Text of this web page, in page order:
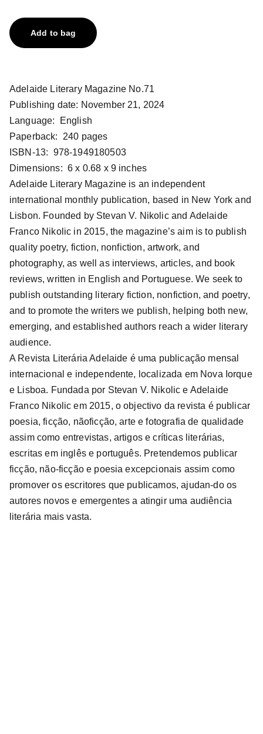
Add to bag
Adelaide Literary Magazine No.71
Publishing date: November 21, 2024
Language: ‎ English
Paperback: ‎ 240 pages
ISBN-13: ‎ 978-1949180503
Dimensions: ‎ 6 x 0.68 x 9 inches
Adelaide Literary Magazine is an independent
international monthly publication, based in New York and
Lisbon. Founded by Stevan V. Nikolic and Adelaide
Franco Nikolic in 2015, the magazine’s aim is to publish
quality poetry, fiction, nonfiction, artwork, and
photography, as well as interviews, articles, and book
reviews, written in English and Portuguese. We seek to
publish outstanding literary fiction, nonfiction, and poetry,
and to promote the writers we publish, helping both new,
emerging, and established authors reach a wider literary
audience.
A Revista Literária Adelaide é uma publicação mensal
internacional e independente, localizada em Nova Iorque
e Lisboa. Fundada por Stevan V. Nikolic e Adelaide
Franco Nikolic em 2015, o objectivo da revista é publicar
poesia, ficção, nãoficção, arte e fotografia de qualidade
assim como entrevistas, artigos e críticas literárias,
escritas em inglês e português. Pretendemos publicar
ficção, não-ficção e poesia excepcionais assim como
promover os escritores que publicamos, ajudan-do os
autores novos e emergentes a atingir uma audiência
literária mais vasta.